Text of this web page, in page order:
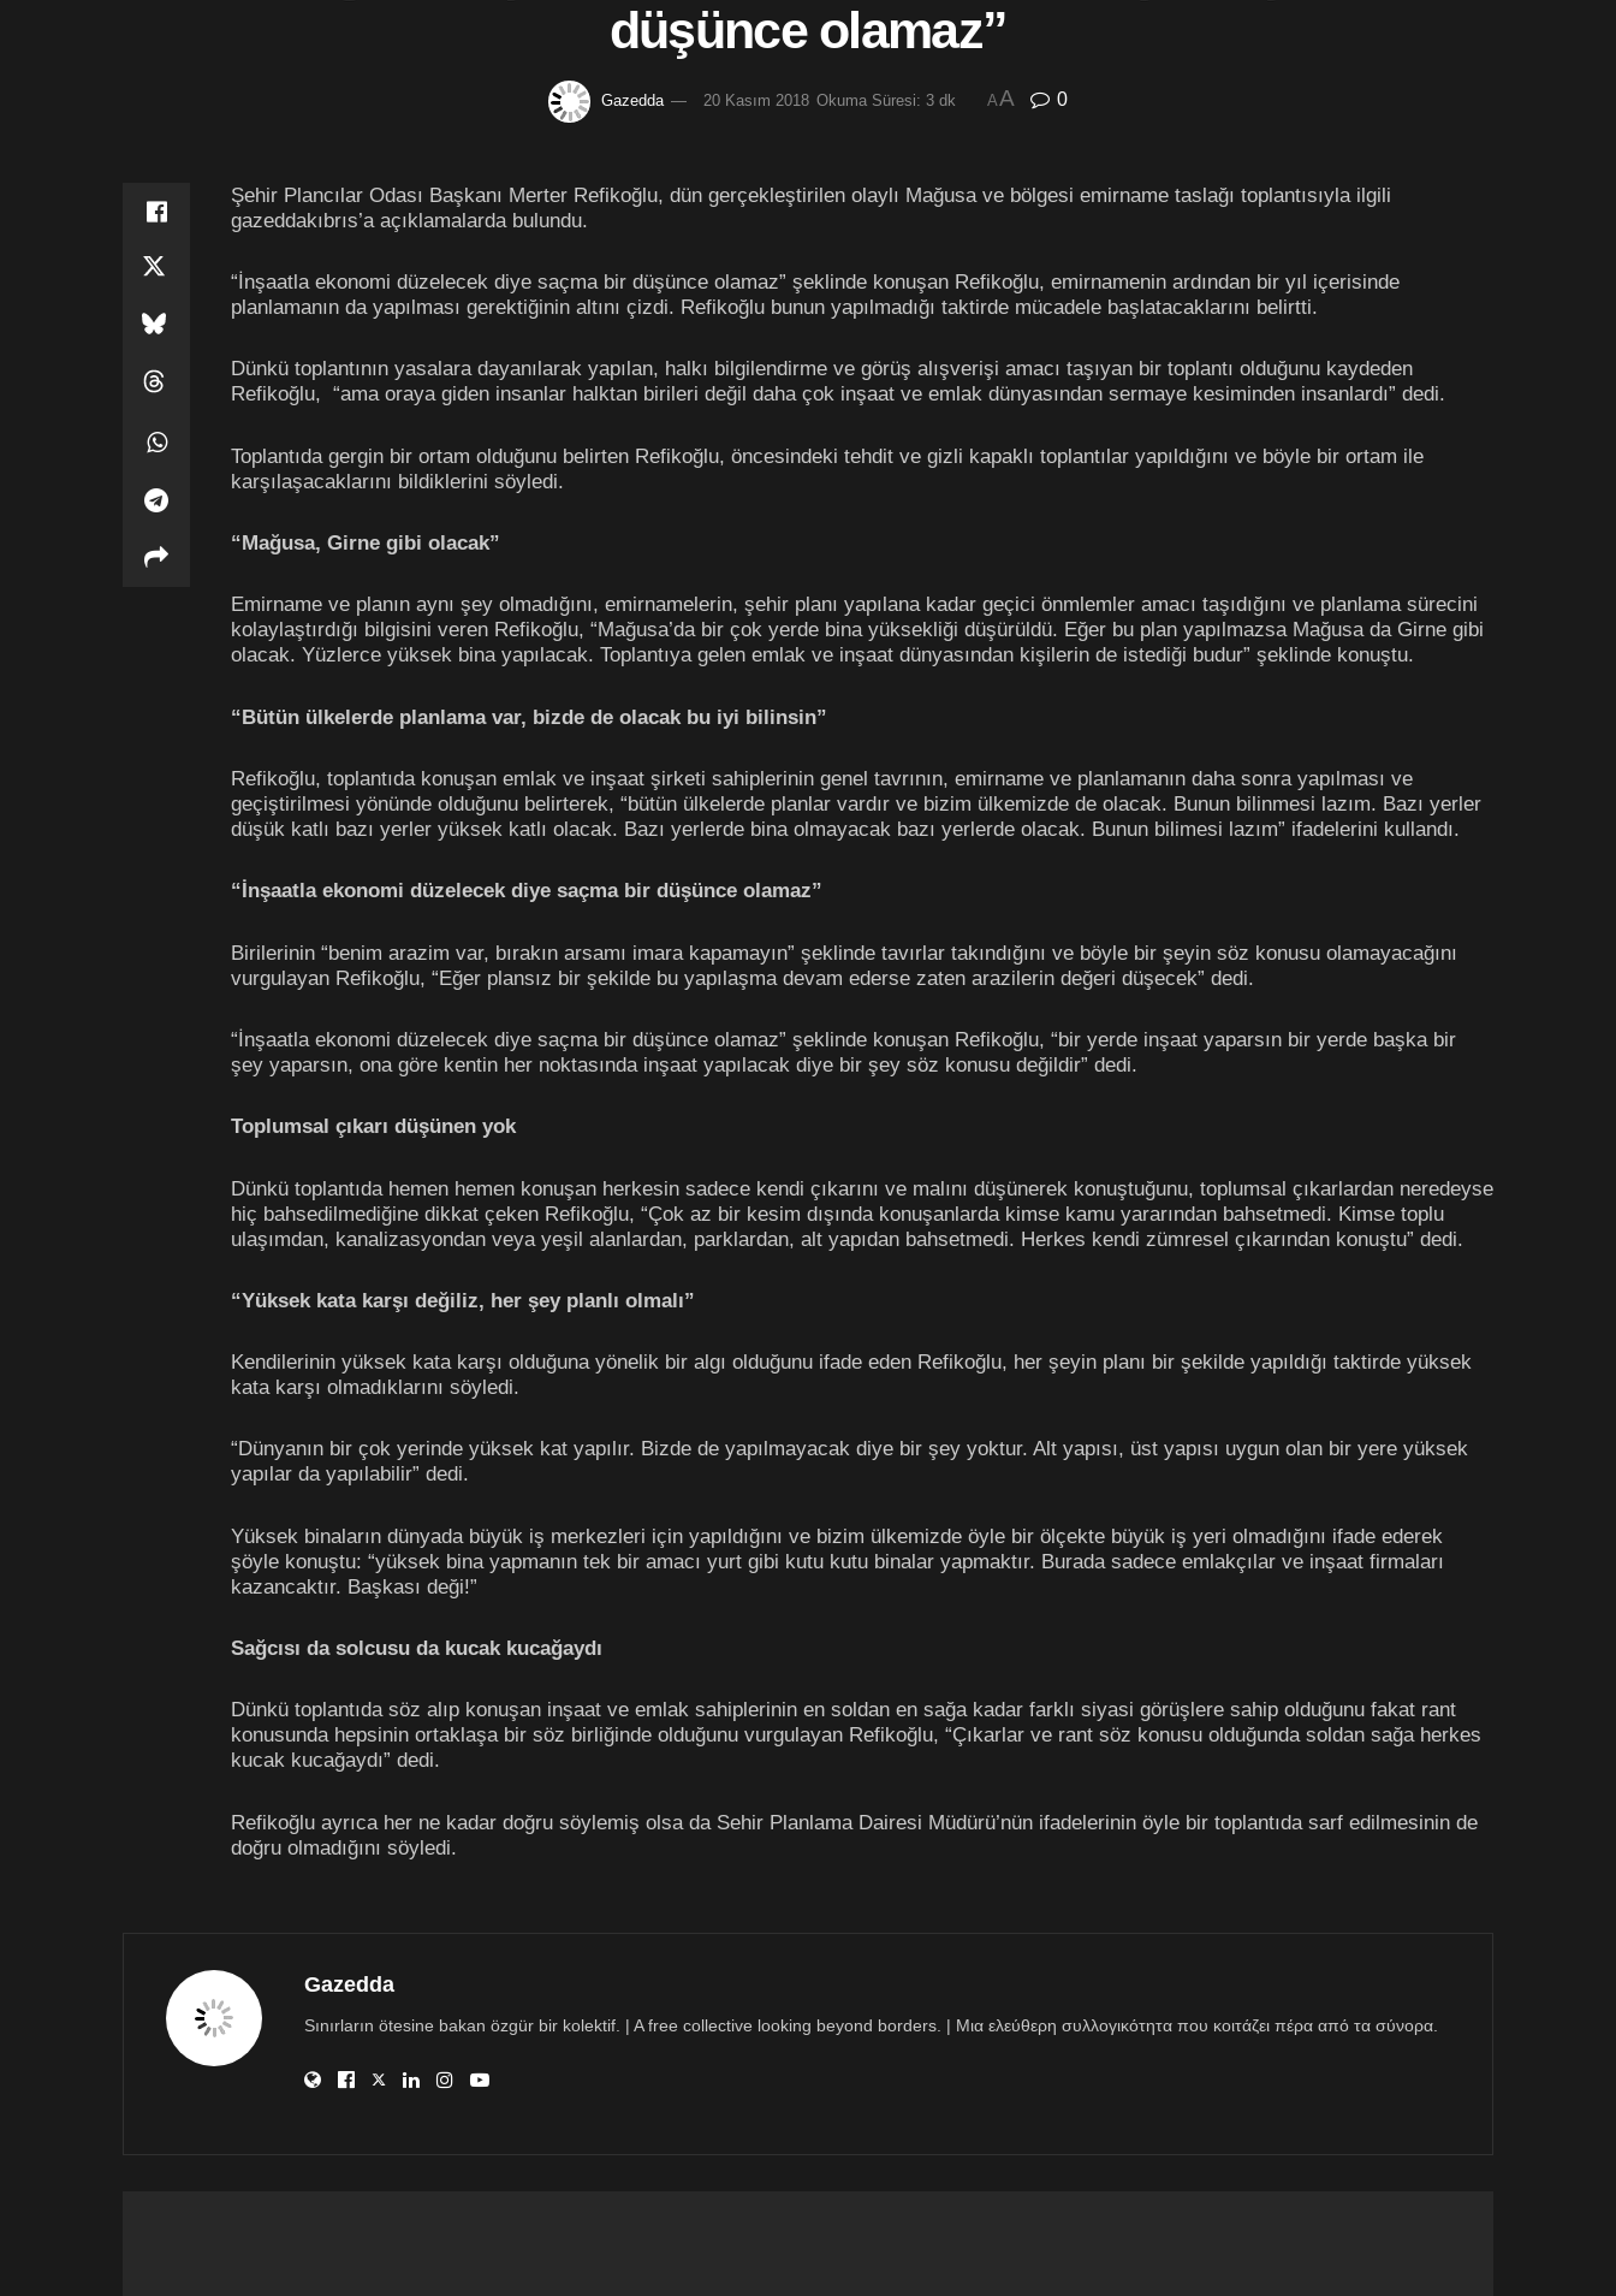
düşünce olamaz”
Gazedda 20 Kasım 2018 Okuma Süresi: 3 dk AA 0
Şehir Plancılar Odası Başkanı Merter Refikoğlu, dün gerçekleştirilen olaylı Mağusa ve bölgesi emirname taslağı toplantısıyla ilgili
gazeddakıbrıs’a açıklamalarda bulundu.
“İnşaatla ekonomi düzelecek diye saçma bir düşünce olamaz” şeklinde konuşan Refikoğlu, emirnamenin ardından bir yıl içerisinde
planlamanın da yapılması gerektiğinin altını çizdi. Refikoğlu bunun yapılmadığı taktirde mücadele başlatacaklarını belirtti.
Dünkü toplantının yasalara dayanılarak yapılan, halkı bilgilendirme ve görüş alışverişi amacı taşıyan bir toplantı olduğunu kaydeden
Refikoğlu, “ama oraya giden insanlar halktan birileri değil daha çok inşaat ve emlak dünyasından sermaye kesiminden insanlardı” dedi.
Toplantıda gergin bir ortam olduğunu belirten Refikoğlu, öncesindeki tehdit ve gizli kapaklı toplantılar yapıldığını ve böyle bir ortam ile
karşılaşacaklarını bildiklerini söyledi.
“Mağusa, Girne gibi olacak”
Emirname ve planın aynı şey olmadığını, emirnamelerin, şehir planı yapılana kadar geçici önmlemler amacı taşıdığını ve planlama sürecini
kolaylaştırdığı bilgisini veren Refikoğlu, “Mağusa’da bir çok yerde bina yüksekliği düşürüldü. Eğer bu plan yapılmazsa Mağusa da Girne gibi
olacak. Yüzlerce yüksek bina yapılacak. Toplantıya gelen emlak ve inşaat dünyasından kişilerin de istediği budur” şeklinde konuştu.
“Bütün ülkelerde planlama var, bizde de olacak bu iyi bilinsin”
Refikoğlu, toplantıda konuşan emlak ve inşaat şirketi sahiplerinin genel tavrının, emirname ve planlamanın daha sonra yapılması ve
geçiştirilmesi yönünde olduğunu belirterek, “bütün ülkelerde planlar vardır ve bizim ülkemizde de olacak. Bunun bilinmesi lazım. Bazı yerler
düşük katlı bazı yerler yüksek katlı olacak. Bazı yerlerde bina olmayacak bazı yerlerde olacak. Bunun bilimesi lazım” ifadelerini kullandı.
“İnşaatla ekonomi düzelecek diye saçma bir düşünce olamaz”
Birilerinin “benim arazim var, bırakın arsamı imara kapamayın” şeklinde tavırlar takındığını ve böyle bir şeyin söz konusu olamayacağını
vurgulayan Refikoğlu, “Eğer plansız bir şekilde bu yapılaşma devam ederse zaten arazilerin değeri düşecek” dedi.
“İnşaatla ekonomi düzelecek diye saçma bir düşünce olamaz” şeklinde konuşan Refikoğlu, “bir yerde inşaat yaparsın bir yerde başka bir
şey yaparsın, ona göre kentin her noktasında inşaat yapılacak diye bir şey söz konusu değildir” dedi.
Toplumsal çıkarı düşünen yok
Dünkü toplantıda hemen hemen konuşan herkesin sadece kendi çıkarını ve malını düşünerek konuştuğunu, toplumsal çıkarlardan neredeyse
hiç bahsedilmediğine dikkat çeken Refikoğlu, “Çok az bir kesim dışında konuşanlarda kimse kamu yararından bahsetmedi. Kimse toplu
ulaşımdan, kanalizasyondan veya yeşil alanlardan, parklardan, alt yapıdan bahsetmedi. Herkes kendi zümresel çıkarından konuştu” dedi.
“Yüksek kata karşı değiliz, her şey planlı olmalı”
Kendilerinin yüksek kata karşı olduğuna yönelik bir algı olduğunu ifade eden Refikoğlu, her şeyin planı bir şekilde yapıldığı taktirde yüksek
kata karşı olmadıklarını söyledi.
“Dünyanın bir çok yerinde yüksek kat yapılır. Bizde de yapılmayacak diye bir şey yoktur. Alt yapısı, üst yapısı uygun olan bir yere yüksek
yapılar da yapılabilir” dedi.
Yüksek binaların dünyada büyük iş merkezleri için yapıldığını ve bizim ülkemizde öyle bir ölçekte büyük iş yeri olmadığını ifade ederek
şöyle konuştu: “yüksek bina yapmanın tek bir amacı yurt gibi kutu kutu binalar yapmaktır. Burada sadece emlakçılar ve inşaat firmaları
kazancaktır. Başkası deği!”
Sağcısı da solcusu da kucak kucağaydı
Dünkü toplantıda söz alıp konuşan inşaat ve emlak sahiplerinin en soldan en sağa kadar farklı siyasi görüşlere sahip olduğunu fakat rant
konusunda hepsinin ortaklaşa bir söz birliğinde olduğunu vurgulayan Refikoğlu, “Çıkarlar ve rant söz konusu olduğunda soldan sağa herkes
kucak kucağaydı” dedi.
Refikoğlu ayrıca her ne kadar doğru söylemiş olsa da Sehir Planlama Dairesi Müdürü’nün ifadelerinin öyle bir toplantıda sarf edilmesinin de
doğru olmadığını söyledi.
Gazedda
Sınırların ötesine bakan özgür bir kolektif. | A free collective looking beyond borders. | Μια ελεύθερη συλλογικότητα που κοιτάζει πέρα από τα σύνορα.